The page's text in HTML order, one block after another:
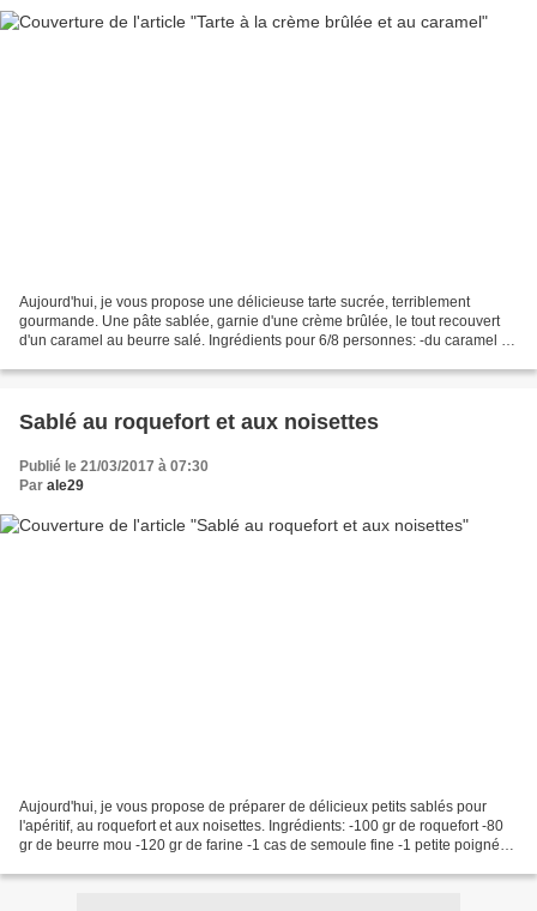
Aujourd'hui, je vous propose une délicieuse tarte sucrée, terriblement
gourmande. Une pâte sablée, garnie d'une crème brûlée, le tout recouvert
d'un caramel au beurre salé. Ingrédients pour 6/8 personnes: -du caramel au
Sablé au roquefort et aux noisettes
Publié le 21/03/2017 à 07:30
Par ale29
Aujourd'hui, je vous propose de préparer de délicieux petits sablés pour
l'apéritif, au roquefort et aux noisettes. Ingrédients: -100 gr de roquefort -80
gr de beurre mou -120 gr de farine -1 cas de semoule fine -1 petite poignée